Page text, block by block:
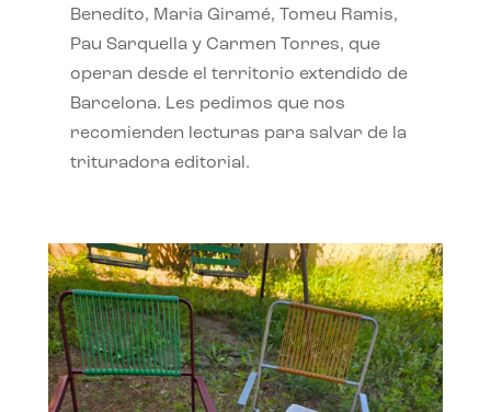
Benedito, Maria Giramé, Tomeu Ramis,
Pau Sarquella y Carmen Torres, que
operan desde el territorio extendido de
Barcelona. Les pedimos que nos
recomienden lecturas para salvar de la
trituradora editorial.